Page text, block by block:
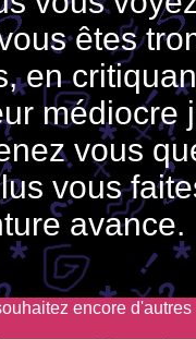
êtes
en
médiocre
vous
vous
avance.
encore